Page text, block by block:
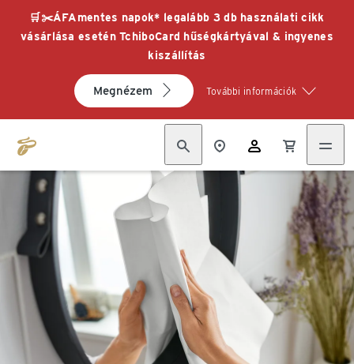
🛒✂️ÁFAmentes napok* legalább 3 db használati cikk
vásárlása esetén TchiboCard hűségkártyával & ingyenes
kiszállítás
Megnézem További információk